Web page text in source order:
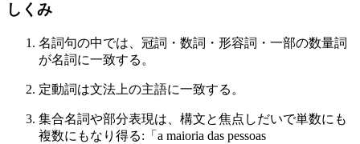
しくみ
名詞句の中では、冠詞・数詞・形容詞・一部の数量詞
が名詞に一致する。
定動詞は文法上の主語に一致する。
集合名詞や部分表現は、構文と焦点しだいで単数にも
複数にもなり得る:「a maioria das pessoas